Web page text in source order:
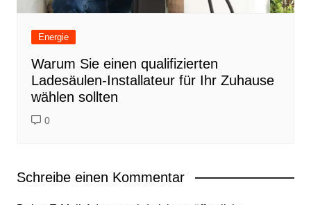
Energie
Warum Sie einen qualifizierten
Ladesäulen-Installateur für Ihr Zuhause
wählen sollten
0
Schreibe einen Kommentar